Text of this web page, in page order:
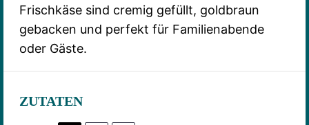
Frischkäse sind cremig gefüllt, goldbraun
gebacken und perfekt für Familienabende
oder Gäste.
ZUTATEN